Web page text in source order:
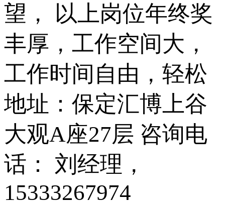
望， 以上岗位年终奖
丰厚，工作空间大，
工作时间自由，轻松
地址：保定汇博上谷
大观A座27层 咨询电
话： 刘经理，
15333267974